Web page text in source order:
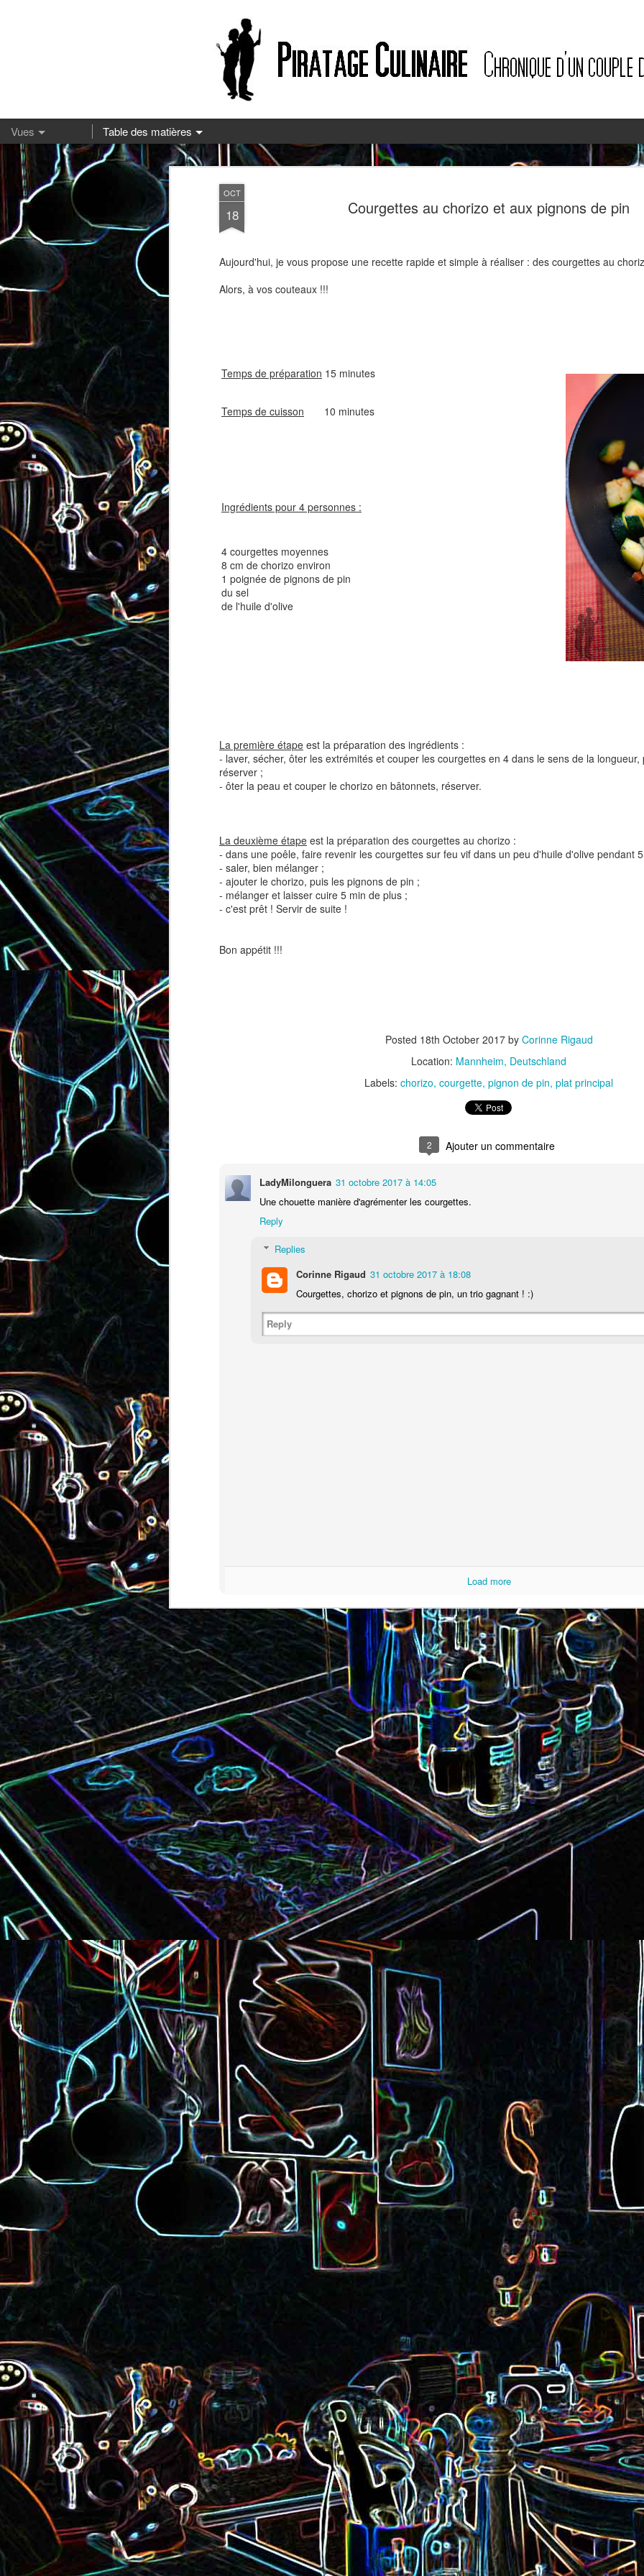
OCT
18 Courgettes au chorizo et aux pignons de pin
Aujourd'hui, je vous propose une recette rapide et simple à réaliser : des courgettes au
Alors, à vos couteaux !!!
Temps de préparation 15 minutes
Temps de cuisson 10 minutes
Ingrédients pour 4 personnes :
4 courgettes moyennes
8 cm de chorizo environ
1 poignée de pignons de pin
du sel
de l'huile d'olive
La première étape est la préparation des ingrédients :
- laver, sécher, ôter les extrémités et couper les courgettes en 4 dans le sens de la longueur,
réserver ;
- ôter la peau et couper le chorizo en bâtonnets, réserver.
La deuxième étape est la préparation des courgettes au chorizo :
- dans une poêle, faire revenir les courgettes sur feu vif dans un peu d'huile d'olive pendant
- saler, bien mélanger ;
- ajouter le chorizo, puis les pignons de pin ;
- mélanger et laisser cuire 5 min de plus ;
- c'est prêt ! Servir de suite !
Bon appétit !!!
Posted 18th October 2017by Corinne Rigaud
Location: Mannheim, Deutschland
Labels: chorizo courgette pignon de pin plat principal
2
LadyMilonguera 31 octobre 2017 à 14:05
Une chouette manière d'agrémenter les courgettes.
Reply
Replies
Corinne Rigaud 31 octobre 2017 à 18:08
Courgettes, chorizo et pignons de pin, un trio gagnant ! :)
Reply
Load more
Pizza à la mozzarella et à la
13
2
Cake à la rhubarbe Salade d'avocat, au Cake au chèvre et
serrano
Tatin de tomates cerises à la
tapenade
2
Brownie au chocolat recouvert
de marshmallows fondus Tapenade verte aux amandes
4
Salade de lentilles au céleri
branche et à la carotte Bolognaise de lentilles et de Gnocchi sauté au
Pizza au camembert, au sirop
d'érable et aux noix
Toast au chèvre, au miel et
aux amandes Moelleux au chocolat au lait mariné et au
Salade de vermicelles de riz,
aux crevettes et au
pamplemousse
Curry de brocoli et de carottes Bundt cake au chocolat
praliné
Camembert fondant au sirop
d'érable Chou pointu sauté à
Croque-monsieur à la viande
des grisons, au Comté et aux
noix
Croque-madame aux
épinards et au gingembre Smoothie à l'orange et à la
mangue
Curry de pois
Tarte amandine
Pizza à la choucroute, aux
lardons et au cumin Crème de poivron aux noix Cake au saucisson
Baguette à la raclette, à la
roquette et aux graines de
courge Smoothie aux kiwis et à la
mangue
Gâteau au chocolat et au Pizza aux rillettes
Tarte à la pralinoise et aux
noisettes
Colombo de crevettes au lait
de coco Tarte aux pommes, au miel et
aux amandes
Choux de
chorizo et à la
2